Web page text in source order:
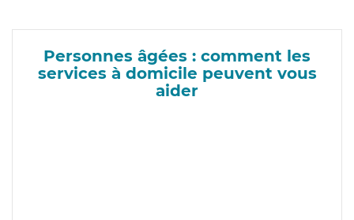
Personnes âgées : comment les
services à domicile peuvent vous
aider